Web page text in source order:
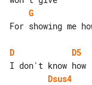
G
For showing me
D
D5
Dsus4